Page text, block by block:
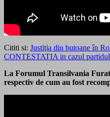
Cititi si: Justiţia din butoane în
CONTESTATIA in cazul
La Forumul Transilvania
respectiv de cum au fost